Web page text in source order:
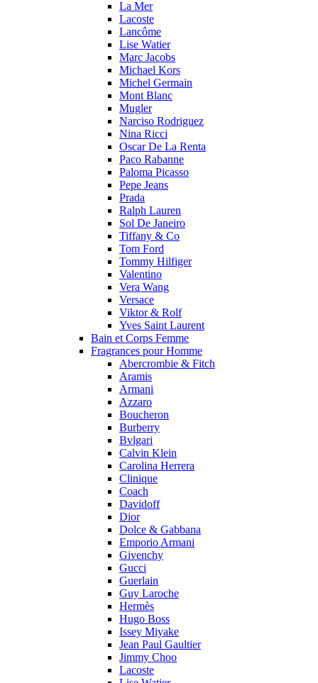
La Mer
Lacoste
Lancôme
Lise Watier
Marc Jacobs
Michael Kors
Michel Germain
Mont Blanc
Mugler
Narciso Rodriguez
Nina Ricci
Oscar De La Renta
Paco Rabanne
Paloma Picasso
Pepe Jeans
Prada
Ralph Lauren
Sol De Janeiro
Tiffany & Co
Tom Ford
Tommy Hilfiger
Valentino
Vera Wang
Versace
Viktor & Rolf
Yves Saint Laurent
Bain et Corps Femme
Fragrances pour Homme
Abercrombie & Fitch
Aramis
Armani
Azzaro
Boucheron
Burberry
Bvlgari
Calvin Klein
Carolina Herrera
Clinique
Coach
Davidoff
Dior
Dolce & Gabbana
Emporio Armani
Givenchy
Gucci
Guerlain
Guy Laroche
Hermès
Hugo Boss
Issey Miyake
Jean Paul Gaultier
Jimmy Choo
Lacoste